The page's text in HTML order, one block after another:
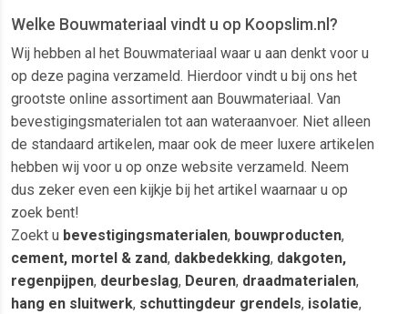
Welke Bouwmateriaal vindt u op Koopslim.nl?
Wij hebben al het Bouwmateriaal waar u aan denkt voor u
op deze pagina verzameld. Hierdoor vindt u bij ons het
grootste online assortiment aan Bouwmateriaal. Van
bevestigingsmaterialen tot aan wateraanvoer. Niet alleen
de standaard artikelen, maar ook de meer luxere artikelen
hebben wij voor u op onze website verzameld. Neem
dus zeker even een kijkje bij het artikel waarnaar u op
zoek bent!
Zoekt u bevestigingsmaterialen, bouwproducten,
cement, mortel & zand, dakbedekking, dakgoten,
regenpijpen, deurbeslag, Deuren, draadmaterialen,
hang en sluitwerk, schuttingdeur grendels, isolatie,